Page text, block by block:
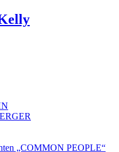
„COMMON PEOPLE“